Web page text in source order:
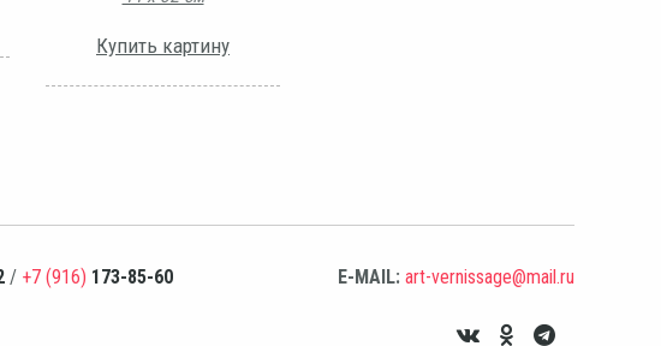
Купить картину
/ +7 (916) 173-85-60 E-MAIL: art-vernissage@mail.ru